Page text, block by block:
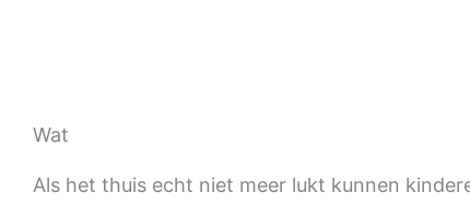
Wat
Als het thuis echt niet meer lukt kunnen